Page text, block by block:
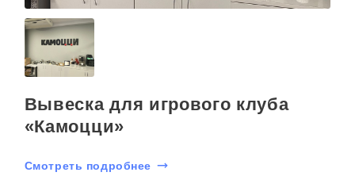
открытыми пикселями или задайте любой вопрос
на почту kp@rpkluxexpo.ru.
Вывеска для игрового клуба
«Камоцци»
Смотреть подробнее